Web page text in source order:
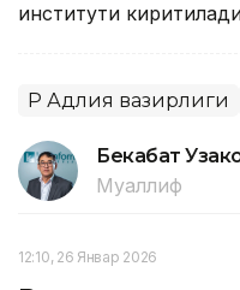
институти
ҚР Адлия вазирлиги
Бекабат
Муаллиф
12:10, 26 Январ 2026